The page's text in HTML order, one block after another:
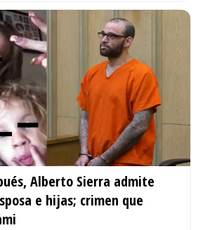
Alberto Sierra admite
e hijas; crimen que